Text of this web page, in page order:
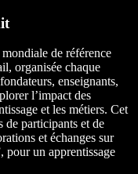
de référence
organisée chaque
enseignants,
l’impact des
et les métiers. Cet
de participants et de
et échanges sur
pour un apprentissage